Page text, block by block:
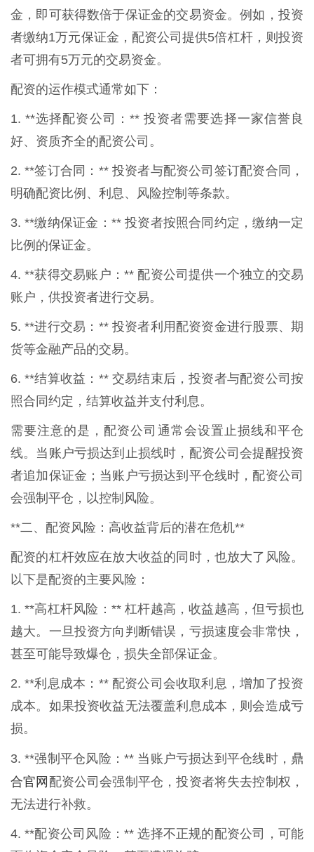
金，即可获得数倍于保证金的交易资金。例如，投资
者缴纳1万元保证金，配资公司提供5倍杠杆，则投资
者可拥有5万元的交易资金。
配资的运作模式通常如下：
1. **选择配资公司：** 投资者需要选择一家信誉良
好、资质齐全的配资公司。
2. **签订合同：** 投资者与配资公司签订配资合同，
明确配资比例、利息、风险控制等条款。
3. **缴纳保证金：** 投资者按照合同约定，缴纳一定
比例的保证金。
4. **获得交易账户：** 配资公司提供一个独立的交易
账户，供投资者进行交易。
5. **进行交易：** 投资者利用配资资金进行股票、期
货等金融产品的交易。
6. **结算收益：** 交易结束后，投资者与配资公司按
照合同约定，结算收益并支付利息。
需要注意的是，配资公司通常会设置止损线和平仓
线。当账户亏损达到止损线时，配资公司会提醒投资
者追加保证金；当账户亏损达到平仓线时，配资公司
会强制平仓，以控制风险。
**二、配资风险：高收益背后的潜在危机**
配资的杠杆效应在放大收益的同时，也放大了风险。
以下是配资的主要风险：
1. **高杠杆风险：** 杠杆越高，收益越高，但亏损也
越大。一旦投资方向判断错误，亏损速度会非常快，
甚至可能导致爆仓，损失全部保证金。
2. **利息成本：** 配资公司会收取利息，增加了投资
成本。如果投资收益无法覆盖利息成本，则会造成亏
损。
3. **强制平仓风险：** 当账户亏损达到平仓线时， 鼎
合官网配资公司会强制平仓，投资者将失去控制权，
无法进行补救。
4. **配资公司风险：** 选择不正规的配资公司，可能